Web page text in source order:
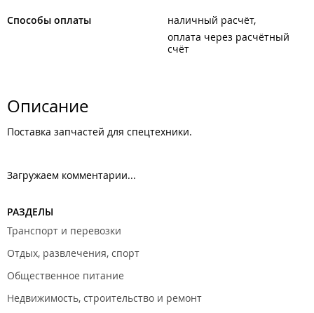
Способы оплаты
наличный расчёт
оплата через расчётный
счёт
Описание
Поставка запчастей для спецтехники.
Загружаем комментарии...
РАЗДЕЛЫ
Транспорт и перевозки
Отдых, развлечения, спорт
Общественное питание
Недвижимость, строительство и ремонт